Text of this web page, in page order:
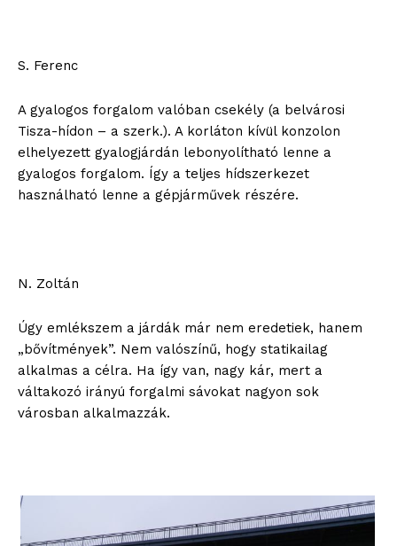
S. Ferenc
A gyalogos forgalom valóban csekély (a belvárosi
Tisza-hídon – a szerk.). A korláton kívül konzolon
elhelyezett gyalogjárdán lebonyolítható lenne a
gyalogos forgalom. Így a teljes hídszerkezet
használható lenne a gépjárművek részére.
N. Zoltán
Úgy emlékszem a járdák már nem eredetiek, hanem
„bővítmények”. Nem valószínű, hogy statikailag
alkalmas a célra. Ha így van, nagy kár, mert a
váltakozó irányú forgalmi sávokat nagyon sok
városban alkalmazzák.